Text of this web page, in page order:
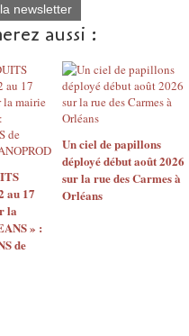
newsletter
aussi :
au 17
la
» :
de
Un ciel de papillons
déployé début août 2026
sur la rue des Carmes à
Orléans